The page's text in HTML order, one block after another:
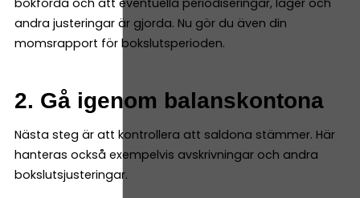
bokförda och att eventuella periodiseringar, lager och
andra justeringar är gjorda. Nu gör du även din
momsrapport för bokslutsperioden.
2. Gå igenom balanskontona
Nästa steg är att kontrollera att saldona stämmer. Här
hanteras också exempelvis avskrivningar och andra
bokslutsjusteringar.